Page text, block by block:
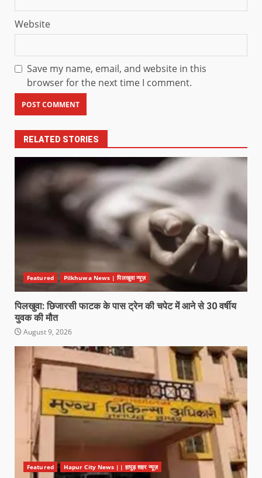
Website
Save my name, email, and website in this
browser for the next time I comment.
RELATED STORIES
Featured Pilkhuwa News | पिलखुवा न्यूज़
पिलखुवा: छिजारसी फाटक के पास ट्रेन की चपेट में आने से 30 वर्षीय
युवक की मौत
August 9, 2026
Featured Hapur City News || हापुड़ शहर न्यूज़